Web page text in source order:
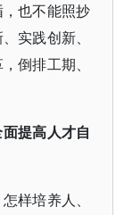
也不能照抄
实践创新、
倒排工期、
提高人才自
样培养人、